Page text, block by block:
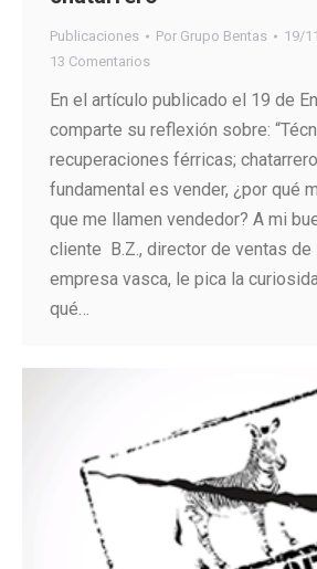
Publicaciones Por Grupo Bentas
19/
13 Comentarios
En el artículo publicado el 19 de
comparte su reflexión sobre:
recuperaciones férricas;
fundamental es vender, ¿por qué
que me llamen vendedor? A mi
cliente B.Z., director de ventas
empresa vasca, le pica la
qué…